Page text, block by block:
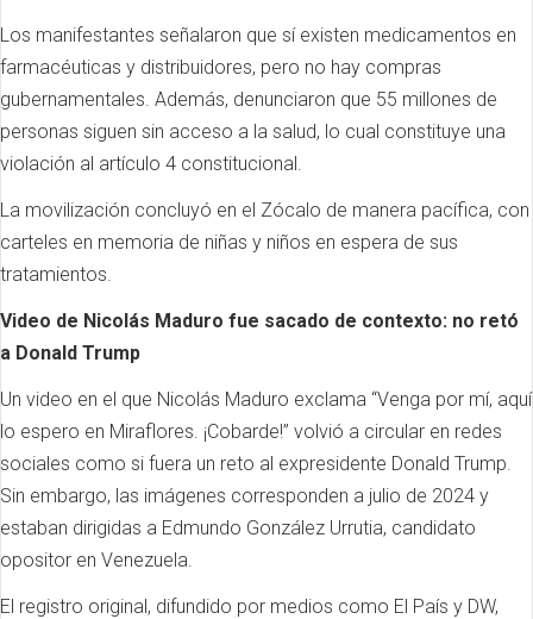
Los manifestantes señalaron que sí existen medicamentos en
farmacéuticas y distribuidores, pero no hay compras
gubernamentales. Además, denunciaron que 55 millones de
personas siguen sin acceso a la salud, lo cual constituye una
violación al artículo 4 constitucional.
La movilización concluyó en el Zócalo de manera pacífica, con
carteles en memoria de niñas y niños en espera de sus
tratamientos.
Video de Nicolás Maduro fue sacado de contexto: no retó
a Donald Trump
Un video en el que Nicolás Maduro exclama “Venga por mí, aquí
lo espero en Miraflores. ¡Cobarde!” volvió a circular en redes
sociales como si fuera un reto al expresidente Donald Trump.
Sin embargo, las imágenes corresponden a julio de 2024 y
estaban dirigidas a Edmundo González Urrutia, candidato
opositor en Venezuela.
El registro original, difundido por medios como El País y DW,